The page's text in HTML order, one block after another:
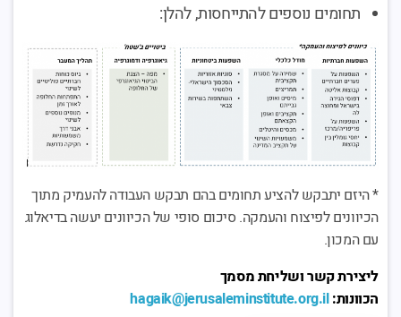
תחומים נוספים להתייחסות, להלן:
* היזם יתבקש להציע תחומים בהם תבקש העבודה להעמיק מתוך
הכיוונים לפיצוח והעמקה. סיכום סופי של הכיוונים יעשה בדיאלוג
עם המכון.
ליצירת קשר ושליחת מסמך
הכוונות:
hagaik@jerusaleminstitute.org.il